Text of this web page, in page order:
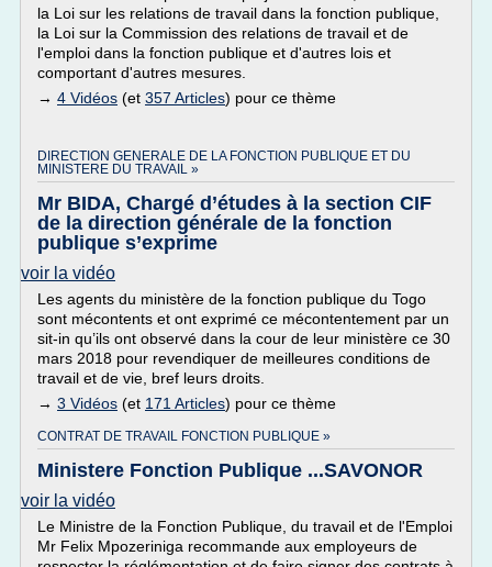
la Loi sur les relations de travail dans la fonction publique,
la Loi sur la Commission des relations de travail et de
l'emploi dans la fonction publique et d'autres lois et
comportant d'autres mesures.
→ 4 Vidéos (et 357 Articles) pour ce thème
DIRECTION GENERALE DE LA FONCTION PUBLIQUE ET DU
MINISTERE DU TRAVAIL »
Mr BIDA, Chargé d’études à la section CIF
de la direction générale de la fonction
publique s’exprime
voir la vidéo
Les agents du ministère de la fonction publique du Togo
sont mécontents et ont exprimé ce mécontentement par un
sit-in qu’ils ont observé dans la cour de leur ministère ce 30
mars 2018 pour revendiquer de meilleures conditions de
travail et de vie, bref leurs droits.
→ 3 Vidéos (et 171 Articles) pour ce thème
CONTRAT DE TRAVAIL FONCTION PUBLIQUE »
Ministere Fonction Publique ...SAVONOR
voir la vidéo
Le Ministre de la Fonction Publique, du travail et de l'Emploi
Mr Felix Mpozeriniga recommande aux employeurs de